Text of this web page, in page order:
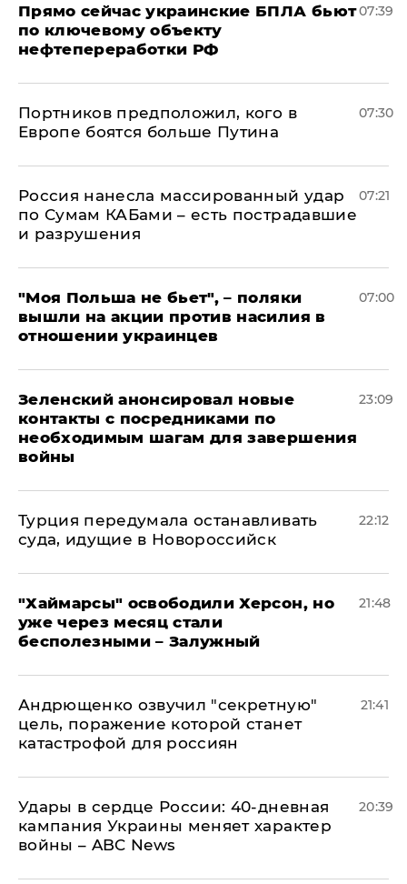
Прямо сейчас украинские БПЛА бьют
по ключевому объекту
нефтепереработки РФ
07:39
Портников предположил, кого в
Европе боятся больше Путина
07:30
Россия нанесла массированный удар
по Сумам КАБами – есть пострадавшие
и разрушения
07:21
"Моя Польша не бьет", – поляки
вышли на акции против насилия в
отношении украинцев
07:00
Зеленский анонсировал новые
контакты с посредниками по
необходимым шагам для завершения
войны
23:09
Турция передумала останавливать
суда, идущие в Новороссийск
22:12
"Хаймарсы" освободили Херсон, но
уже через месяц стали
бесполезными – Залужный
21:48
Андрющенко озвучил "секретную"
цель, поражение которой станет
катастрофой для россиян
21:41
Удары в сердце России: 40-дневная
кампания Украины меняет характер
войны – ABC News
20:39